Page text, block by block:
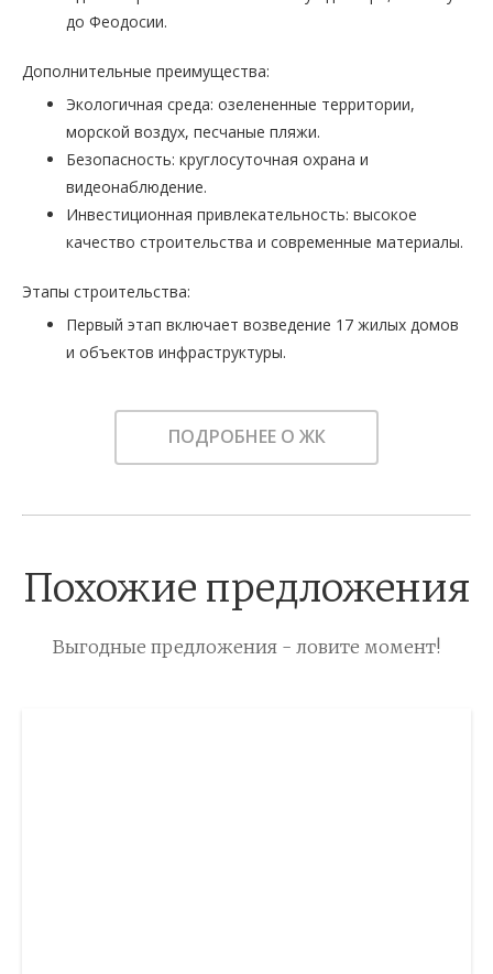
до Феодосии.
Дополнительные преимущества:
Экологичная среда: озелененные территории,
морской воздух, песчаные пляжи.
Безопасность: круглосуточная охрана и
видеонаблюдение.
Инвестиционная привлекательность: высокое
качество строительства и современные материалы.
Этапы строительства:
Первый этап включает возведение 17 жилых домов
и объектов инфраструктуры.
ПОДРОБНЕЕ О ЖК
Похожие предложения
Выгодные предложения - ловите момент!